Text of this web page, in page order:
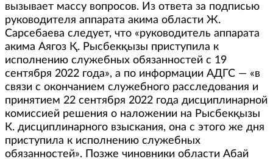
вызывает массу вопросов. Из ответа за подписью
руководителя аппарата акима области Ж.
Сарсебаева следует, что «руководитель аппарата
акима Аягоз Қ. Рысбекқызы приступила к
исполнению служебных обязанностей с 19
сентября 2022 года», а по информации АДГС — «в
связи с окончанием служебного расследования и
принятием 22 сентября 2022 года дисциплинарной
комиссией решения о наложении на Рысбекқызы
К. дисциплинарного взыскания, она с этого же дня
приступила к исполнению служебных
обязанностей». Позже чиновники области Абай